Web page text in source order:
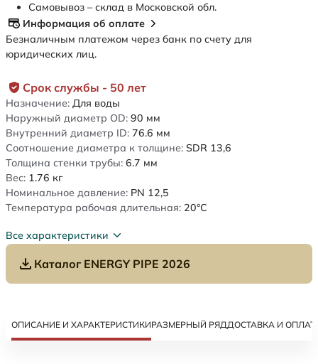
Срок службы - 50 лет
Назначение: Для воды
Наружный диаметр OD: 90 мм
Внутренний диаметр ID: 76.6 мм
Соотношение диаметра к толщине: SDR 13,6
Толщина стенки трубы: 6.7 мм
Вес: 1.76 кг
Номинальное давление: PN 12,5
Температура рабочая длительная: 20°C
Все характеристики
Каталог ENERGY PIPE 2026
Самовывоз – склад в Московской обл.
Информация об оплате
Безналичным платежом через банк по счету для
юридических лиц.
ОПИСАНИЕ И ХАРАКТЕРИСТИКИРАЗМЕРНЫЙ РЯДДОСТАВКА И